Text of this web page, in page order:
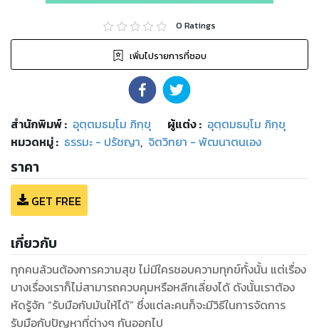
0 Ratings
เพิ่มไปรายการที่ชอบ
สำนักพิมพ์: อุตฺตมธมฺโม ภิกฺขุ ผู้แต่ง : อุตฺตมธมฺโม ภิกฺขุ
หมวดหมู่: ธรรมะ - ปรัชญา, จิตวิทยา - พัฒนาตนเอง
ราคา
GET FREE
เกี่ยวกับ
ทุกคนล้วนต้องการความสุข ไม่มีใครชอบความทุกข์ทั้งนั้น แต่เรื่อง
บางเรื่องเราก็ไม่สามารถควบคุมหรือหลีกเลี่ยงได้ ดังนั้นเราต้อง
หัดรู้จัก “รับมือกับมันให้ได้” ซึ่งแต่ละคนก็จะมีวิธีในการจัดการ
รับมือกับปัญหาที่ต่างๆ กันออกไป